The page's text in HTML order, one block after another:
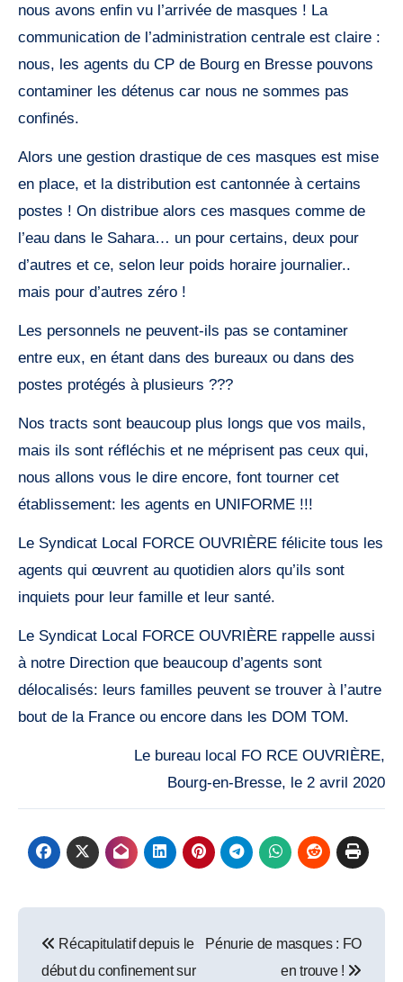
nous avons enfin vu l’arrivée de masques ! La
communication de l’administration centrale est claire :
nous, les agents du CP de Bourg en Bresse pouvons
contaminer les détenus car nous ne sommes pas
confinés.
Alors une gestion drastique de ces masques est mise
en place, et la distribution est cantonnée à certains
postes ! On distribue alors ces masques comme de
l’eau dans le Sahara… un pour certains, deux pour
d’autres et ce, selon leur poids horaire journalier..
mais pour d’autres zéro !
Les personnels ne peuvent-ils pas se contaminer
entre eux, en étant dans des bureaux ou dans des
postes protégés à plusieurs ???
Nos tracts sont beaucoup plus longs que vos mails,
mais ils sont réfléchis et ne méprisent pas ceux qui,
nous allons vous le dire encore, font tourner cet
établissement: les agents en UNIFORME !!!
Le Syndicat Local FORCE OUVRIÈRE félicite tous les
agents qui œuvrent au quotidien alors qu’ils sont
inquiets pour leur famille et leur santé.
Le Syndicat Local FORCE OUVRIÈRE rappelle aussi
à notre Direction que beaucoup d’agents sont
délocalisés: leurs familles peuvent se trouver à l’autre
bout de la France ou encore dans les DOM TOM.
Le bureau local FO RCE OUVRIÈRE,
Bourg-en-Bresse, le 2 avril 2020
navigation
Récapitulatif depuis le
début du confinement sur
Pénurie de masques : FO
en trouve !